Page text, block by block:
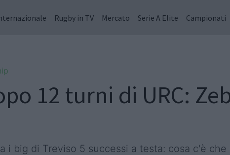
Rugby in TV Mercato Serie A Elite Campionati
12 turni di URC:
i big di Treviso 5 successi a testa: cosa c'è che